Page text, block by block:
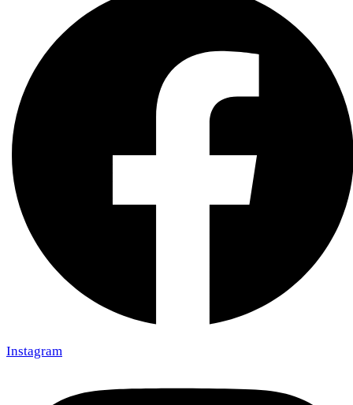
Instagram